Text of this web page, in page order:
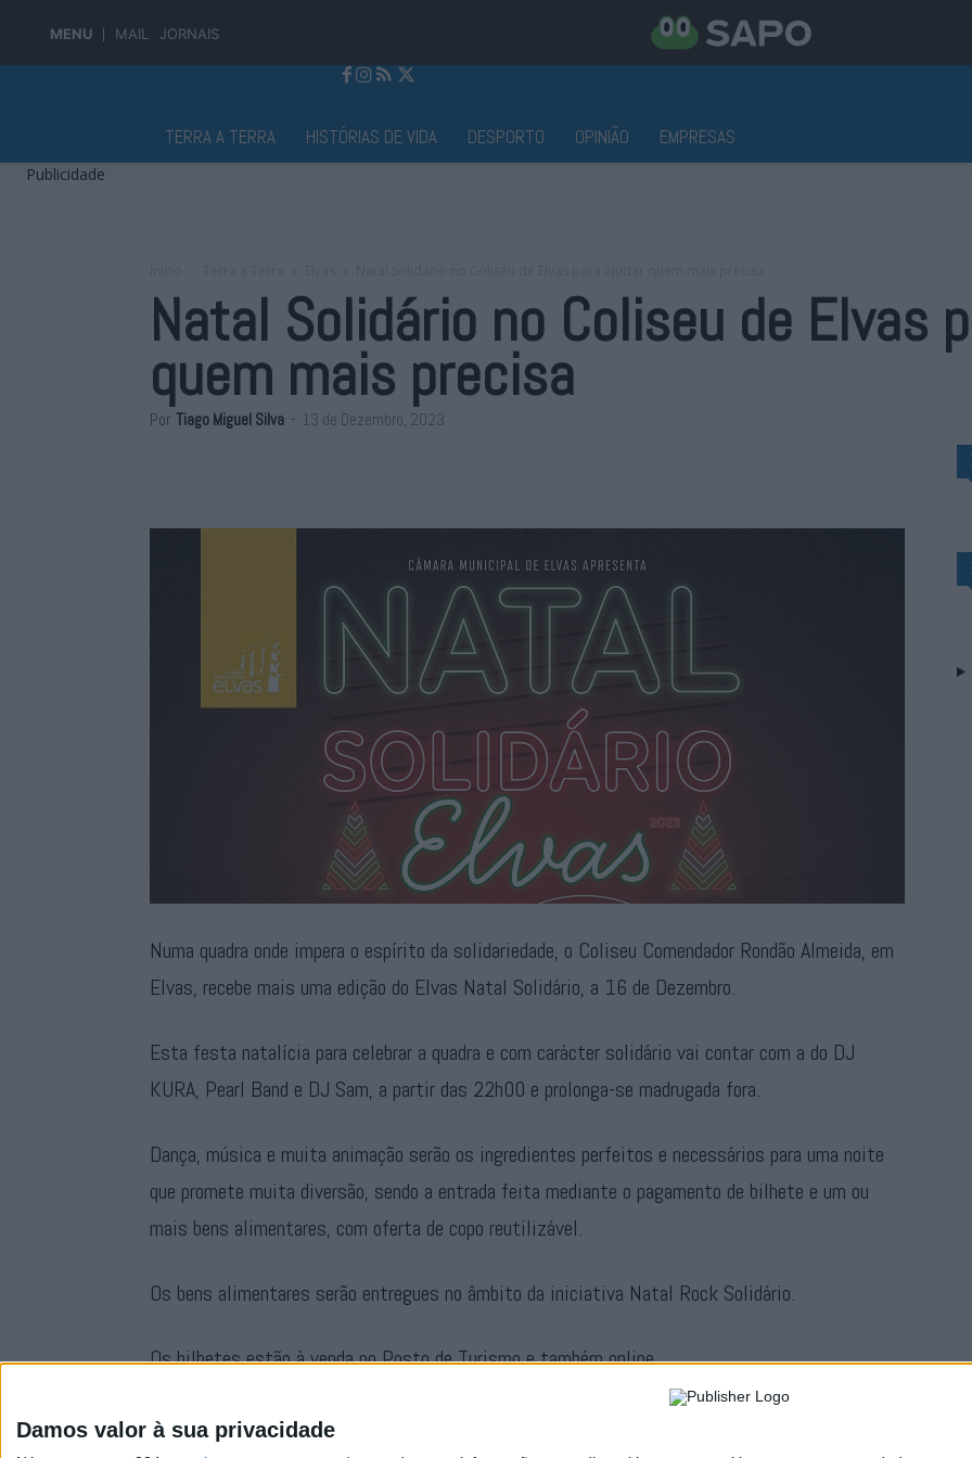
Damos valor à sua privacidade
MENU MAIL JORNAIS
TERRA A TERRA HISTÓRIAS DE VIDA DESPORTO OPINIÃO EMPRESAS
Publicidade
Natal Solidário no Coliseu de Elvas
quem mais precisa
Por Tiago Miguel Silva - 13 de Dezembro, 2023
Numa quadra onde impera o espírito da solidariedade, o Coliseu Comendador Rondão Almeida, em
Elvas, recebe mais uma edição do Elvas Natal Solidário, a 16 de Dezembro.
Esta festa natalícia para celebrar a quadra e com carácter solidário vai contar com a do DJ
KURA, Pearl Band e DJ Sam, a partir das 22h00 e prolonga-se madrugada fora.
Dança, música e muita animação serão os ingredientes perfeitos e necessários para uma noite
que promete muita diversão, sendo a entrada feita mediante o pagamento de bilhete e um ou
mais bens alimentares, com oferta de copo reutilizável.
Os bens alimentares serão entregues no âmbito da iniciativa Natal Rock Solidário.
Os bilhetes estão à venda no Posto de Turismo e também online,